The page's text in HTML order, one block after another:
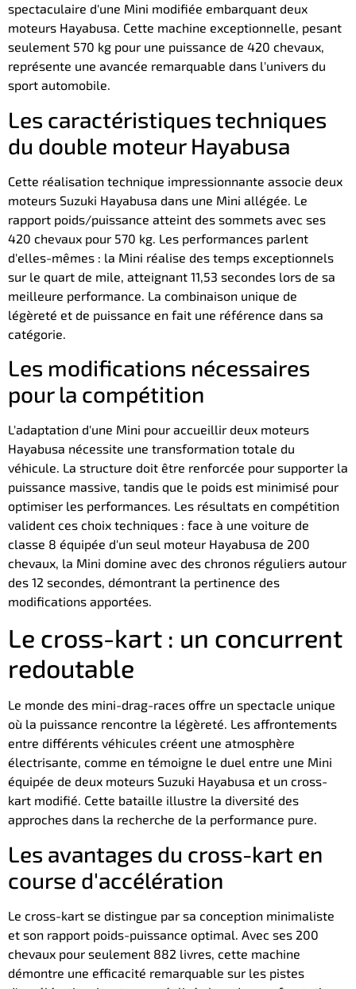
spectaculaire d'une Mini modifiée embarquant deux
moteurs Hayabusa. Cette machine exceptionnelle, pesant
seulement 570 kg pour une puissance de 420 chevaux,
représente une avancée remarquable dans l'univers du
sport automobile.
Les caractéristiques techniques
du double moteur Hayabusa
Cette réalisation technique impressionnante associe deux
moteurs Suzuki Hayabusa dans une Mini allégée. Le
rapport poids/puissance atteint des sommets avec ses
420 chevaux pour 570 kg. Les performances parlent
d'elles-mêmes : la Mini réalise des temps exceptionnels
sur le quart de mile, atteignant 11,53 secondes lors de sa
meilleure performance. La combinaison unique de
légèreté et de puissance en fait une référence dans sa
catégorie.
Les modifications nécessaires
pour la compétition
L'adaptation d'une Mini pour accueillir deux moteurs
Hayabusa nécessite une transformation totale du
véhicule. La structure doit être renforcée pour supporter la
puissance massive, tandis que le poids est minimisé pour
optimiser les performances. Les résultats en compétition
valident ces choix techniques : face à une voiture de
classe 8 équipée d'un seul moteur Hayabusa de 200
chevaux, la Mini domine avec des chronos réguliers autour
des 12 secondes, démontrant la pertinence des
modifications apportées.
Le cross-kart : un concurrent
redoutable
Le monde des mini-drag-races offre un spectacle unique
où la puissance rencontre la légèreté. Les affrontements
entre différents véhicules créent une atmosphère
électrisante, comme en témoigne le duel entre une Mini
équipée de deux moteurs Suzuki Hayabusa et un cross-
kart modifié. Cette bataille illustre la diversité des
approches dans la recherche de la performance pure.
Les avantages du cross-kart en
course d'accélération
Le cross-kart se distingue par sa conception minimaliste
et son rapport poids-puissance optimal. Avec ses 200
chevaux pour seulement 882 livres, cette machine
démontre une efficacité remarquable sur les pistes